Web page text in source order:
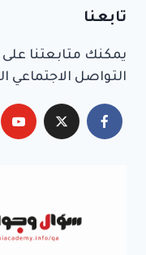
تابعنا
يمكنك متابعتنا
التواصل الاجتماعي